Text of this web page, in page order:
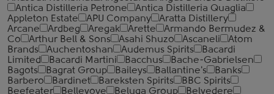
Antica Distilleria Petrone
Antica Distilleria Quaglia
Appleton Estate
APU Company
Aratta Distillery
Arcane
Ardbeg Aregak Arette
Armando Bermudez &
Co
Arthur Bell & Sons Asahi Shuzo Ascaneli
Atom
Brands
Auchentoshan Audemus Spirits
Bacardi
Limited
Bacardi Martini Bacchus
Bache-Gabrielsen
Bagots
Bagrat Group Baileys Ballantine's
Banks
Barbero
Bardinet Bareksten Spirits
BBC Spirits
Beefeater
Bellevoye Beluga Group
Belvedere